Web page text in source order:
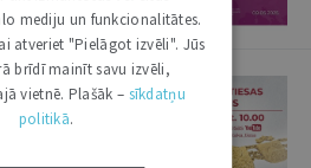
mediju un funkcionalitātes.
atveriet "Pielāgot izvēli". Jūs
brīdī mainīt savu izvēli,
vietnē. Plašāk – sīkdatņu
politikā.